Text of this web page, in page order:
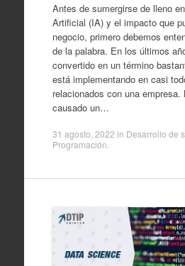
Antes de sumergirse de lleno
Artificial (IA) y el impacto que
negocio, primero debemos
de la palabra. En los últimos
convertido en un término
está implementando en casi
relacionados con una empresa.
causado un…
31 agosto, 2022 in Desarrollo de
Programación